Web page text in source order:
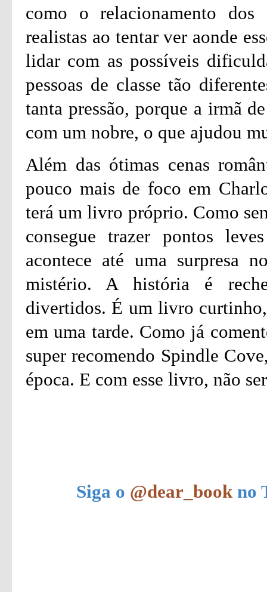
como o relacionamento
realistas ao tentar ver aonde
lidar com as possíveis
pessoas de classe tão
tanta pressão, porque a irmã
com um nobre, o que ajudou
Além das ótimas cenas
pouco mais de foco em
terá um livro próprio. Como
consegue trazer pontos
acontece até uma surpresa
mistério. A história é
divertidos. É um livro
em uma tarde. Como já
super recomendo Spindle
época. E com esse livro, não
Siga o @dear_book no